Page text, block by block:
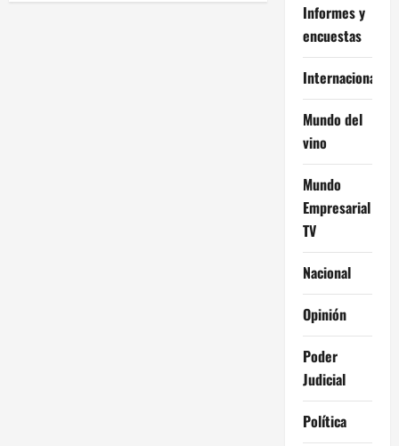
Informes y
encuestas
Internacional
Mundo del
vino
Mundo
Empresarial
TV
Nacional
Opinión
Poder
Judicial
Política